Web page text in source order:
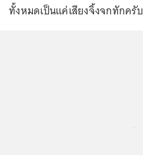
ทั้งหมดเป็นแค่เสียงจิ้งจกทักครั